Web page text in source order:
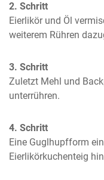
2. Schritt
Eierlikör und Öl
weiterem Rühren
3. Schritt
Zuletzt Mehl und
unterrühren.
4. Schritt
Eine Guglhupfform
Eierlikörkuchenteig